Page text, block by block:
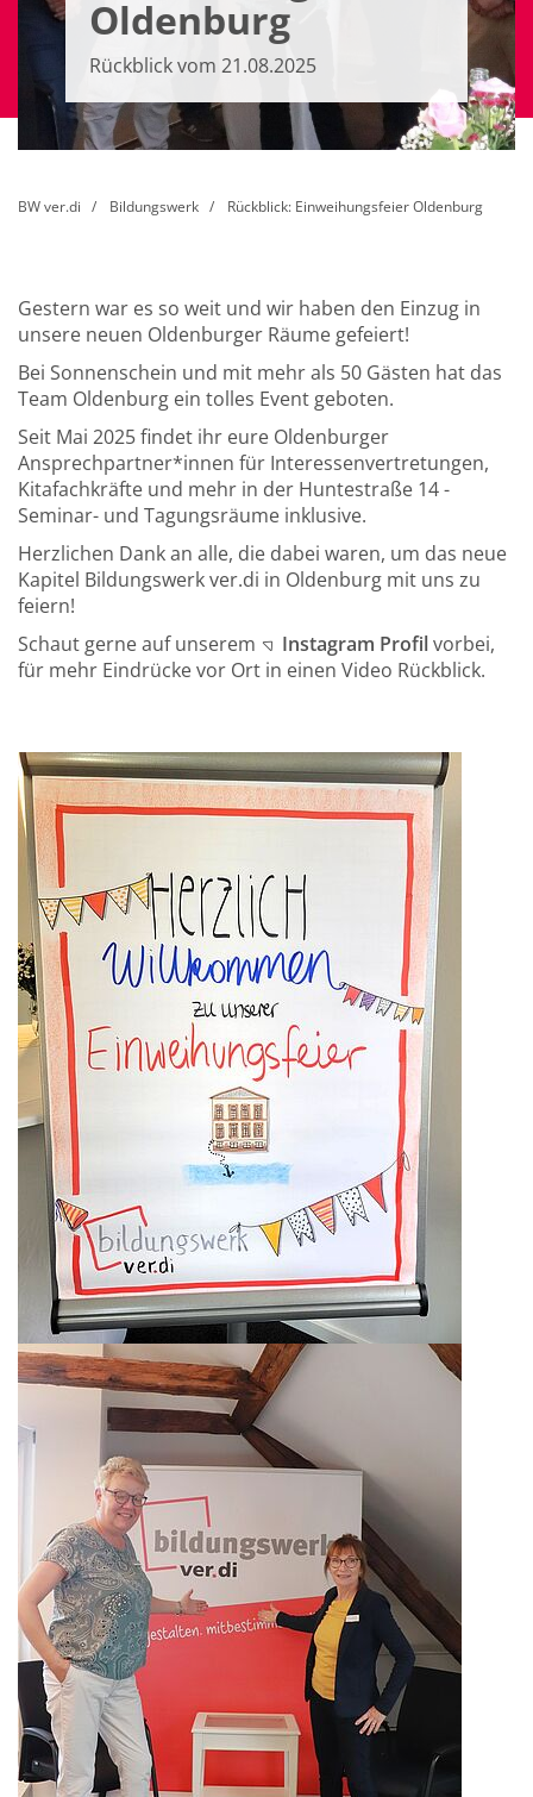
Oldenburg
Rückblick vom 21.08.2025
BW ver.di Bildungswerk Rückblick: Einweihungsfeier Oldenburg
Gestern war es so weit und wir haben den Einzug in
unsere neuen Oldenburger Räume gefeiert!
Bei Sonnenschein und mit mehr als 50 Gästen hat das
Team Oldenburg ein tolles Event geboten.
Seit Mai 2025 findet ihr eure Oldenburger
Ansprechpartner*innen für Interessenvertretungen,
Kitafachkräfte und mehr in der Huntestraße 14 -
Seminar- und Tagungsräume inklusive.
Herzlichen Dank an alle, die dabei waren, um das neue
Kapitel Bildungswerk ver.di in Oldenburg mit uns zu
feiern!
Schaut gerne auf unserem
Instagram Profilvorbei,
für mehr Eindrücke vor Ort in einen Video Rückblick.